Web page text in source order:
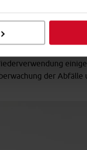
des
von
der Abfälle